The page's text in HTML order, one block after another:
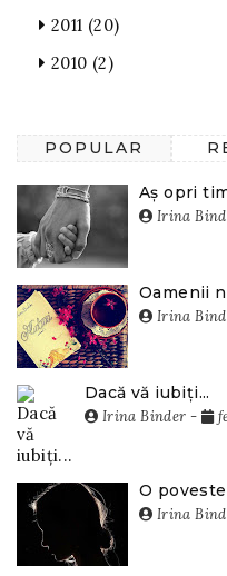
2011 (20)
2010 (2)
POPULAR
Aș opri
Irina
Oamenii
Irina
Dacă vă iubiți...
Irina Binder -
O
Irina